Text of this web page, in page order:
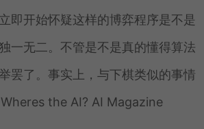
即开始怀疑这样的博弈程序是不是
一无二。不管是不是真的懂得算法
罢了。事实上，与下棋类似的事情
the AI? AI Magazine